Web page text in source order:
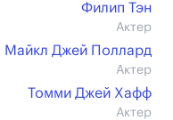
Филип Тэн
Актер
Майкл Джей Поллард
Актер
Томми Джей Хафф
Актер